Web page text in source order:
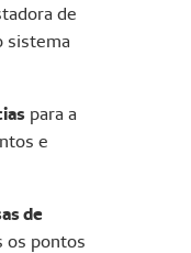
de
sistema
para a
e
de
os pontos